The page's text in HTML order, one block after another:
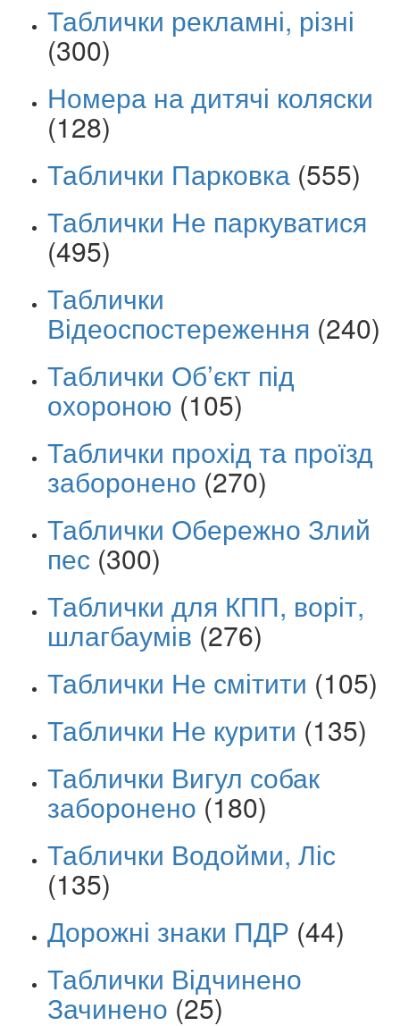
Таблички рекламні, різні
(300)
Номера на дитячі коляски
(128)
Таблички Парковка (555)
Таблички Не паркуватися
(495)
Таблички
Відеоспостереження (240)
Таблички Об’єкт під
охороною (105)
Таблички прохід та проїзд
заборонено (270)
Таблички Обережно Злий
пес (300)
Таблички для КПП, воріт,
шлагбаумів (276)
Таблички Не смітити (105)
Таблички Не курити (135)
Таблички Вигул собак
заборонено (180)
Таблички Водойми, Ліс
(135)
Дорожні знаки ПДР (44)
Таблички Відчинено
Зачинено (25)